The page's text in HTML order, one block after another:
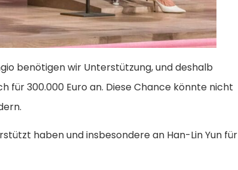
benötigen wir Unterstützung, und deshalb
für 300.000 Euro an. Diese Chance könnte nicht
haben und insbesondere an Han-Lin Yun für